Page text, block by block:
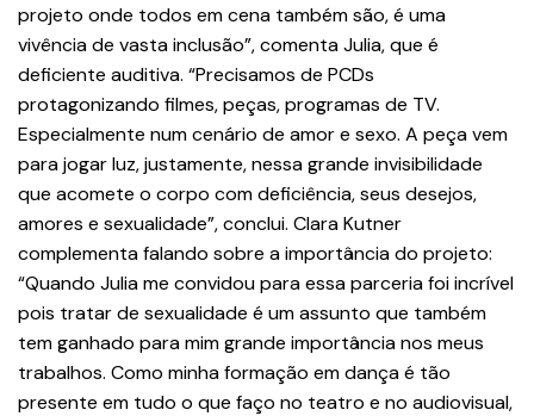
projeto onde todos em cena também são, é uma
vivência de vasta inclusão”, comenta Julia, que é
deficiente auditiva. “Precisamos de PCDs
protagonizando filmes, peças, programas de TV.
Especialmente num cenário de amor e sexo. A peça vem
para jogar luz, justamente, nessa grande invisibilidade
que acomete o corpo com deficiência, seus desejos,
amores e sexualidade”, conclui. Clara Kutner
complementa falando sobre a importância do projeto:
“Quando Julia me convidou para essa parceria foi incrível
pois tratar de sexualidade é um assunto que também
tem ganhado para mim grande importância nos meus
trabalhos. Como minha formação em dança é tão
presente em tudo o que faço no teatro e no audiovisual,